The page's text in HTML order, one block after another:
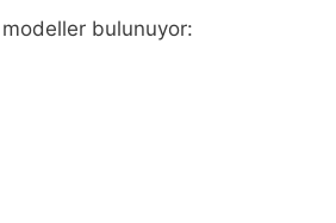
modeller bulunuyor: